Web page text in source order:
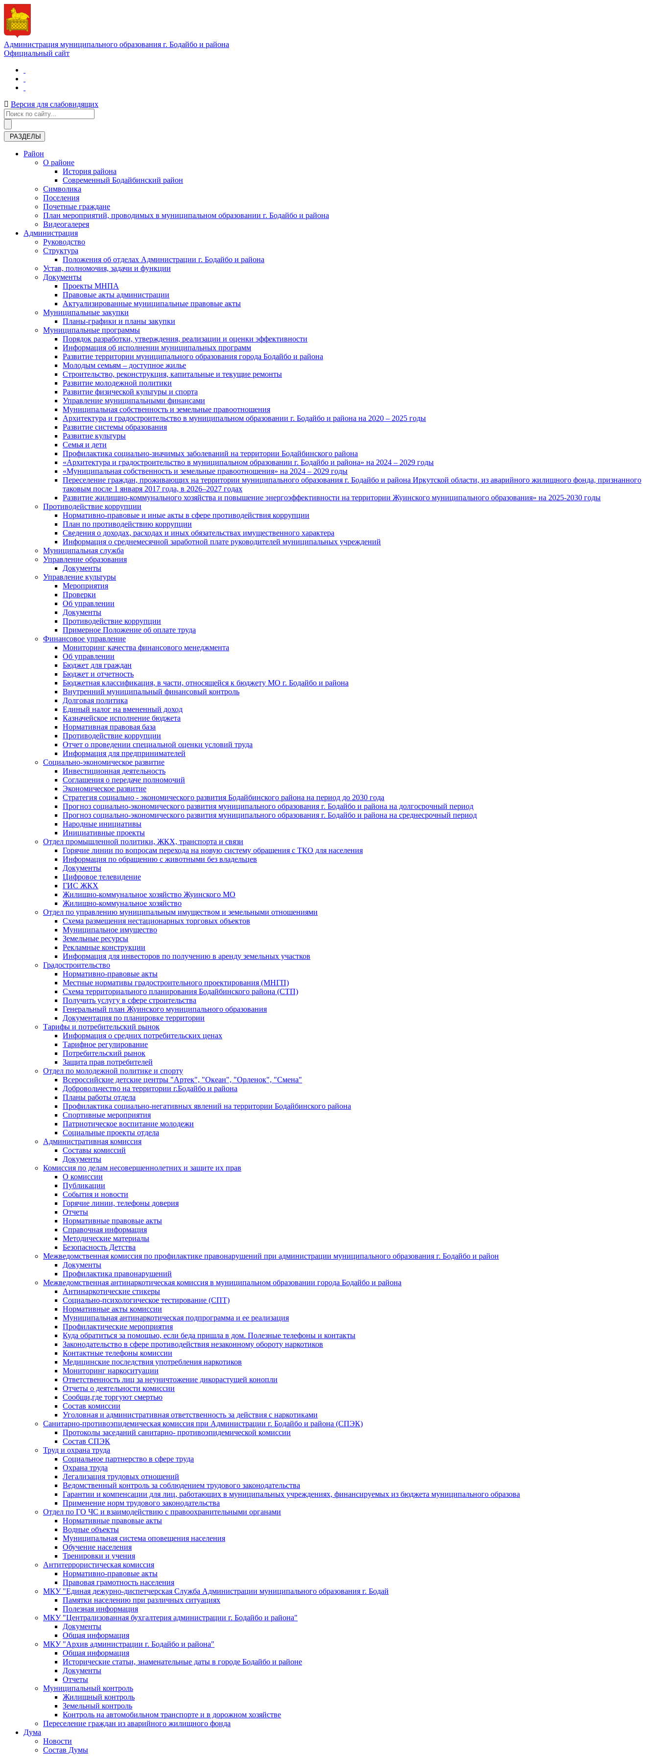
Администрация муниципального образования г. Бодайбо и района
Официальный сайт
Версия для слабовидящих
РАЗДЕЛЫ
Район
О районе
История района
Современный Бодайбинский район
Символика
Поселения
Почетные граждане
План мероприятий, проводимых в муниципальном образовании г. Бодайбо и района
Видеогалерея
Администрация
Руководство
Структура
Положения об отделах Администрации г. Бодайбо и района
Устав, полномочия, задачи и функции
Документы
Проекты МНПА
Правовые акты администрации
Актуализированные муниципальные правовые акты
Муниципальные закупки
Планы-графики и планы закупки
Муниципальные программы
Порядок разработки, утверждения, реализации и оценки эффективности
Информация об исполнении муниципальных программ
Развитие территории муниципального образования города Бодайбо и района
Молодым семьям – доступное жилье
Строительство, реконструкция, капитальные и текущие ремонты
Развитие молодежной политики
Развитие физической культуры и спорта
Управление муниципальными финансами
Муниципальная собственность и земельные правоотношения
Архитектура и градостроительство в муниципальном образовании г. Бодайбо и района на 2020 – 2025 годы
Развитие системы образования
Развитие культуры
Семья и дети
Профилактика социально-значимых заболеваний на территории Бодайбинского района
«Архитектура и градостроительство в муниципальном образовании г. Бодайбо и района» на 2024 – 2029 годы
«Муниципальная собственность и земельные правоотношения» на 2024 – 2029 годы
Переселение граждан, проживающих на территории муниципального образования г. Бодайбо и района Иркутской области, из аварийного жилищного фонда, признанного
таковым после 1 января 2017 года, в 2026–2027 годах
Развитие жилищно-коммунального хозяйства и повышение энергоэффективности на территории Жуинского муниципального образования» на 2025-2030 годы
Противодействие коррупции
Нормативно-правовые и иные акты в сфере противодействия коррупции
План по противодействию коррупции
Сведения о доходах, расходах и иных обязательствах имущественного характера
Информация о среднемесячной заработной плате руководителей муниципальных учреждений
Муниципальная служба
Управление образования
Документы
Управление культуры
Мероприятия
Проверки
Об управлении
Документы
Противодействие коррупции
Примерное Положение об оплате труда
Финансовое управление
Мониторинг качества финансового менеджмента
Об управлении
Бюджет для граждан
Бюджет и отчетность
Бюджетная классификация, в части, относящейся к бюджету МО г. Бодайбо и района
Внутренний муниципальный финансовый контроль
Долговая политика
Единый налог на вмененный доход
Казначейское исполнение бюджета
Нормативная правовая база
Противодействие коррупции
Отчет о проведении специальной оценки условий труда
Информация для предпринимателей
Социально-экономическое развитие
Инвестиционная деятельность
Соглашения о передаче полномочий
Экономическое развитие
Стратегия социально - экономического развития Бодайбинского района на период до 2030 года
Прогноз социально-экономического развития муниципального образования г. Бодайбо и района на долгосрочный период
Прогноз социально-экономического развития муниципального образования г. Бодайбо и района на среднесрочный период
Народные инициативы
Инициативные проекты
Отдел промышленной политики, ЖКХ, транспорта и связи
Горячие линии по вопросам перехода на новую систему обращения с ТКО для населения
Информация по обращению с животными без владельцев
Документы
Цифровое телевидение
ГИС ЖКХ
Жилищно-коммунальное хозяйство Жуинского МО
Жилищно-коммунальное хозяйство
Отдел по управлению муниципальным имуществом и земельными отношениями
Схема размещения нестационарных торговых объектов
Муниципальное имущество
Земельные ресурсы
Рекламные конструкции
Информация для инвесторов по получению в аренду земельных участков
Градостроительство
Нормативно-правовые акты
Местные нормативы градостроительного проектирования (МНГП)
Схема территориального планирования Бодайбинского района (СТП)
Получить услугу в сфере строительства
Генеральный план Жуинского муниципального образования
Документация по планировке территории
Тарифы и потребительский рынок
Информация о средних потребительских ценах
Тарифное регулирование
Потребительский рынок
Защита прав потребителей
Отдел по молодежной политике и спорту
Всероссийские детские центры "Артек", "Океан", "Орленок", "Смена"
Добровольчество на территории г.Бодайбо и района
Планы работы отдела
Профилактика социально-негативных явлений на территории Бодайбинского района
Спортивные мероприятия
Патриотическое воспитание молодежи
Социальные проекты отдела
Административная комиссия
Составы комиссий
Документы
Комиссия по делам несовершеннолетних и защите их прав
О комиссии
Публикации
События и новости
Горячие линии, телефоны доверия
Отчеты
Нормативные правовые акты
Справочная информация
Методические материалы
Безопасность Детства
Межведомственная комиссия по профилактике правонарушений при администрации муниципального образования г. Бодайбо и район
Документы
Профилактика правонарушений
Межведомственная антинаркотическая комиссия в муниципальном образовании города Бодайбо и района
Антинаркотические стикеры
Социально-психологическое тестирование (СПТ)
Нормативные акты комиссии
Муниципальная антинаркотическая подпрограмма и ее реализация
Профилактические мероприятия
Куда обратиться за помощью, если беда пришла в дом. Полезные телефоны и контакты
Законодательство в сфере противодействия незаконному обороту наркотиков
Контактные телефоны комиссии
Медицинские последствия употребления наркотиков
Мониторинг наркоситуации
Ответственность лиц за неуничтожение дикорастущей конопли
Отчеты о деятельности комиссии
Сообщи,где торгуют смертью
Состав комиссии
Уголовная и административная ответственность за действия с наркотиками
Санитарно-противоэпидемическая комиссия при Администрации г. Бодайбо и района (СПЭК)
Протоколы заседаний санитарно- противоэпидемической комиссии
Состав СПЭК
Труд и охрана труда
Социальное партнерство в сфере труда
Охрана труда
Легализация трудовых отношений
Ведомственный контроль за соблюдением трудового законодательства
Гарантии и компенсации для лиц, работающих в муниципальных учреждениях, финансируемых из бюджета муниципального образова
Применение норм трудового законодательства
Отдел по ГО ЧС и взаимодействию с правоохранительными органами
Нормативные правовые акты
Водные объекты
Муниципальная система оповещения населения
Обучение населения
Тренировки и учения
Антитеррористическая комиссия
Нормативно-правовые акты
Правовая грамотность населения
МКУ "Единая дежурно-диспетчерская Служба Администрации муниципального образования г. Бодай
Памятки населению при различных ситуациях
Полезная информация
МКУ "Централизованная бухгалтерия администрации г. Бодайбо и района"
Документы
Общая информация
МКУ "Архив администрации г. Бодайбо и района"
Общая информация
Исторические статьи, знаменательные даты в городе Бодайбо и районе
Документы
Отчеты
Муниципальный контроль
Жилищный контроль
Земельный контроль
Контроль на автомобильном транспорте и в дорожном хозяйстве
Переселение граждан из аварийного жилищного фонда
Дума
Новости
Состав Думы